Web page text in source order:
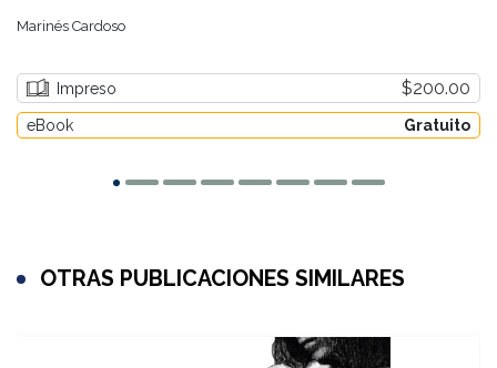
Marinés Cardoso
Impreso $200.00
eBook Gratuito
OTRAS PUBLICACIONES SIMILARES